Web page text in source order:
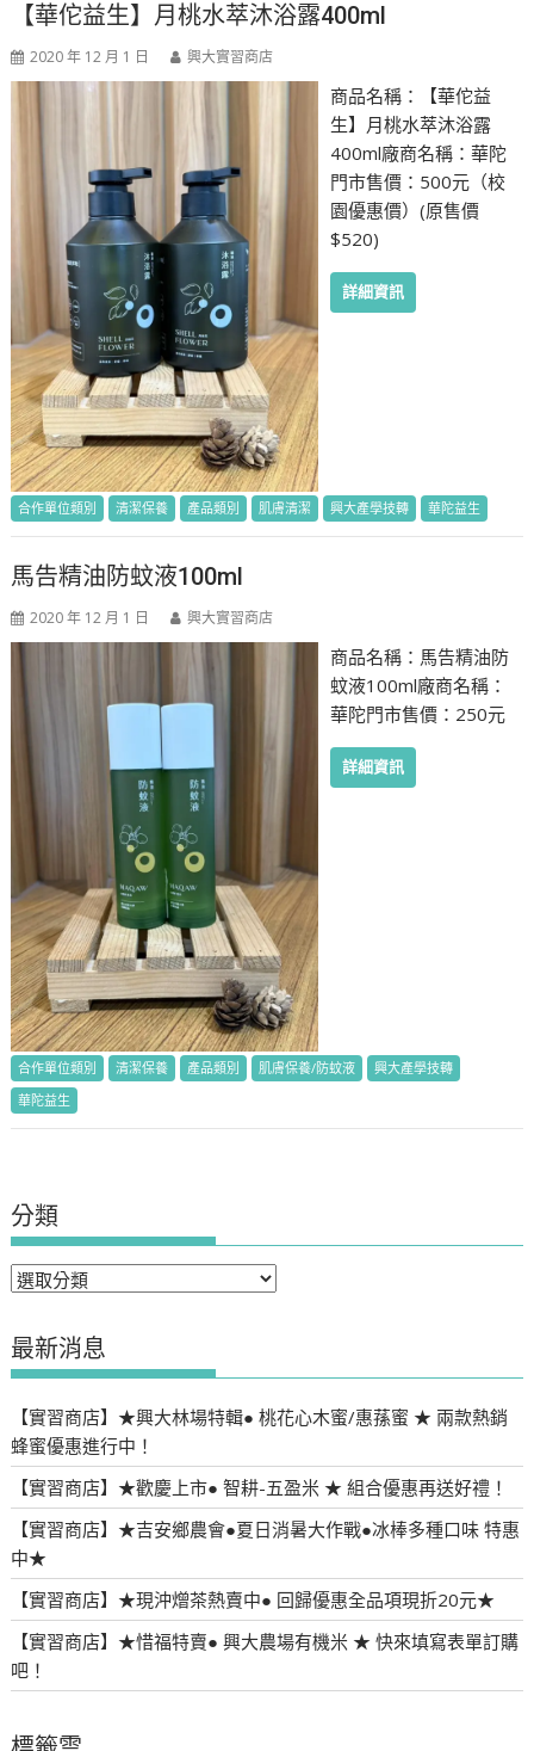
【華佗益生】月桃水萃沐浴露400ml
2020 年 12 月 1 日 興大實習商店
商品名稱：【華佗益
生】月桃水萃沐浴露
400ml廠商名稱：華陀
門市售價：500元（校
園優惠價）(原售價
$520)
詳細資訊
合作單位類別 清潔保養 產品類別 肌膚清潔 興大產學技轉 華陀益生
馬告精油防蚊液100ml
2020 年 12 月 1 日 興大實習商店
商品名稱：馬告精油防
蚊液100ml廠商名稱：
華陀門市售價：250元
詳細資訊
合作單位類別 清潔保養 產品類別 肌膚保養/防蚊液
興大產學技轉
華陀益生
分類
分
最新消息
【實習商店】★興大林場特輯● 桃花心木蜜/惠蓀蜜 ★ 兩款熱銷
蜂蜜優惠進行中！
【實習商店】★歡慶上市● 智耕-五盈米 ★ 組合優惠再送好禮！
【實習商店】★吉安鄉農會●夏日消暑大作戰●冰棒多種口味 特惠
中★
【實習商店】★現沖熷茶熱賣中● 回歸優惠全品項現折20元★
【實習商店】★惜福特賣● 興大農場有機米 ★ 快來填寫表單訂購
吧！